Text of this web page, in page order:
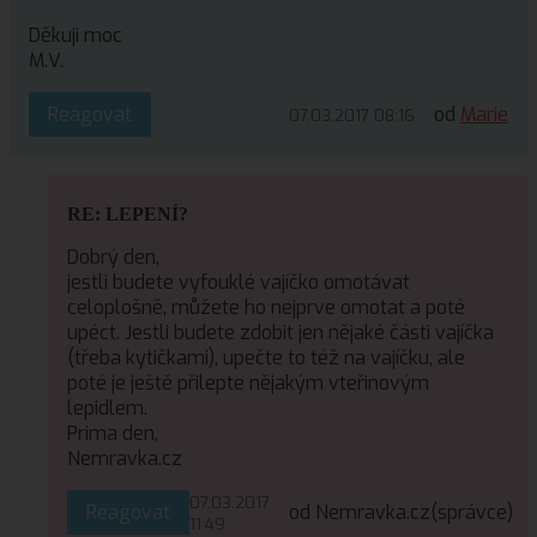
Děkuji moc
M.V.
Reagovat 07.03.2017 08:16 od Marie
RE: LEPENÍ?
Dobrý den,
jestli budete vyfouklé vajíčko omotávat
celoplošně, můžete ho nejprve omotat a poté
upéct. Jestli budete zdobit jen nějaké části vajíčka
(třeba kytičkami), upečte to též na vajíčku, ale
poté je ještě přilepte nějakým vteřinovým
lepidlem.
Prima den,
Nemravka.cz
Reagovat
07.03.2017
11:49
od Nemravka.cz(správce)